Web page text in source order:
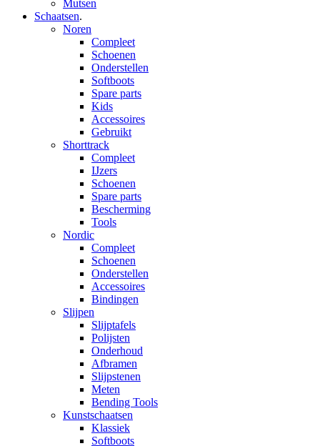
Mutsen
Schaatsen.
Noren
Compleet
Schoenen
Onderstellen
Softboots
Spare parts
Kids
Accessoires
Gebruikt
Shorttrack
Compleet
IJzers
Schoenen
Spare parts
Bescherming
Tools
Nordic
Compleet
Schoenen
Onderstellen
Accessoires
Bindingen
Slijpen
Slijptafels
Polijsten
Onderhoud
Afbramen
Slijpstenen
Meten
Bending Tools
Kunstschaatsen
Klassiek
Softboots